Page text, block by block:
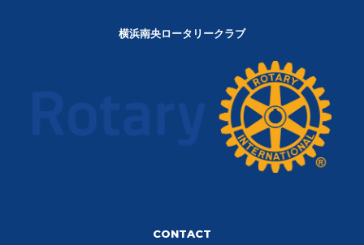
横浜南央ロータリークラブ
CONTACT